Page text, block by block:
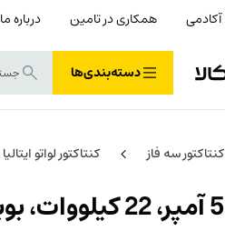
آکادمی همکاری در تامین درباره ما
دسته‌بندی‌ها
کنتاکتور سه فاز کنتاکتور لواتو ایتالیا LOVATO